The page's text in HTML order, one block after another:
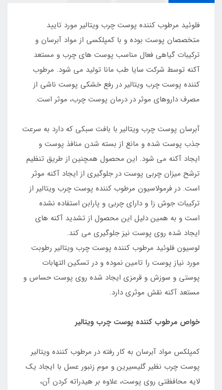
فلوئید مرطوب کننده پوست چرب ویتالیر مورد تایید
متخصصان پوست بوده و با کمپلکسی از مواد آبرسان و
ترکیبات گیاهی فعال مناسب پوست های چرب و مستعد
آکنه توسط شرکت سایا طب مانا تولید می شود. مرطوب
کننده پوست چرب ویتالیر در رفع خشکی پوست ناشی از
مصرف داروهای موثر در درمان پوست چرب، موثر است.
آبرسان پوست چرب ویتالیر با بافت سبکی که دارد به سرعت
جذب پوست شده و مانع از بسته شدن منافذ پوست و
ایجاد آکنه می شود. این محصول همچنین از طریق تنظیم
ترشح میزان چربی پوست در جلوگیری از ایجاد آکنه موثر
است. در فرمولاسیون مرطوب کننده پوست چرب ویتالیر از
ترکیبات جوش زا و دارای چربی و پارابن استفاده نشده
است و به همین دلیل این محصول از تشدید آکنه های
ایجاد شده روی پوست نیز جلوگیری می کند.
لوسیون فلوئید مرطوب کننده پوست چرب ویتالیر رطوبت
مورد نیاز پوست را تامین نموده و در تسکین التهابات
پوستی و سوزش و قرمزی ایجاد شده روی پوست حساس و
مستعد آکنه نقش موثری دارد.
خواص مرطوب کننده پوست چرب ویتالیر
کمپلکس مواد آبرسان به کار رفته در مرطوب کننده ویتالیر
پوست چرب نظیر گلیسیرین و موم زنبور عسل با ایجاد یک
لایه محافظتی روی پوست، علاوه بر هیدراته کردن آن،